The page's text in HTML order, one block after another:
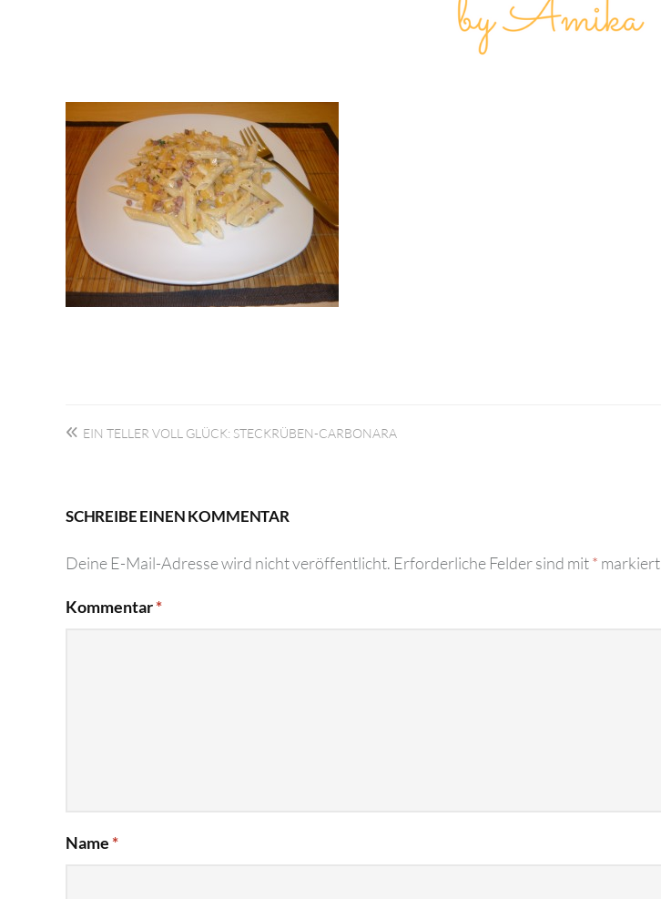
Beitragsnavigation
EIN TELLER VOLL GLÜCK: STECKRÜBEN-CARBONARA
SCHREIBE EINEN KOMMENTAR
Deine E-Mail-Adresse wird nicht veröffentlicht. Erforderliche Felder sind mit* markiert
Kommentar*
Name *